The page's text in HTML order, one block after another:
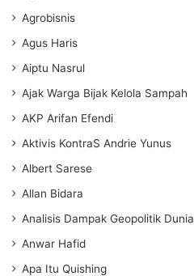
Agrobisnis
Agus Haris
Aiptu Nasrul
Ajak Warga Bijak Kelola Sampah
AKP Arifan Efendi
Aktivis KontraS Andrie Yunus
Albert Sarese
Allan Bidara
Analisis Dampak Geopolitik Dunia
Anwar Hafid
Apa Itu Quishing